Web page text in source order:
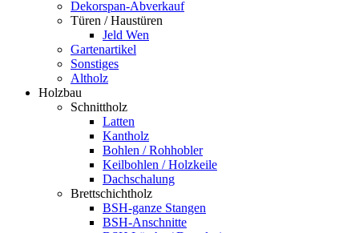
Dekorspan-Abverkauf
Türen / Haustüren
Jeld Wen
Gartenartikel
Sonstiges
Altholz
Holzbau
Schnittholz
Latten
Kantholz
Bohlen / Rohhobler
Keilbohlen / Holzkeile
Dachschalung
Brettschichtholz
BSH-ganze Stangen
BSH-Anschnitte